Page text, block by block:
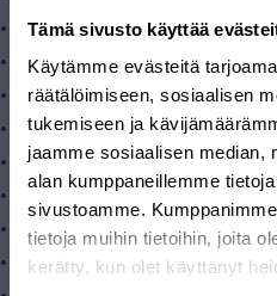
Tämä sivusto käyttää
Käytämme evästeitä
räätälöimiseen, sosiaalisen
tukemiseen ja
jaamme sosiaalisen median,
alan kumppaneillemme
sivustoamme.
tietoja muihin tietoihin, joita
kerätty, kun olet käyttänyt
Järn och rost
Mikroplaster
Tungmetaller som koppar, bly,
Bekämpningsmedel
Kalk
Bakterier, virus, jästsvampar och
Antibiotika- och hormonrester
Petrokemikalier